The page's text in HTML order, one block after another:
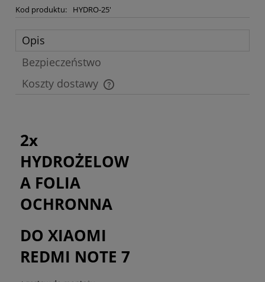
Kod produktu:
HYDRO-25'
Opis
Bezpieczeństwo
Koszty dostawy
Cena nie zawiera ewentualnych kosztów płatności
2x
HYDROŻELOW
A FOLIA
OCHRONNA
DO XIAOMI
REDMI NOTE 7